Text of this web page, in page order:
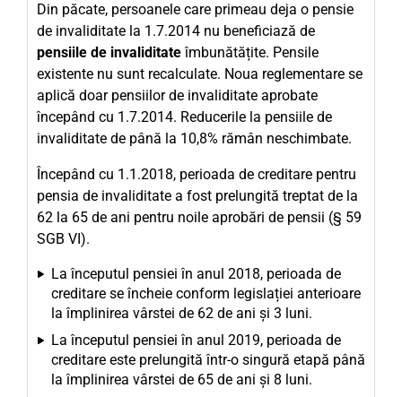
Din păcate, persoanele care primeau deja o pensie
de invaliditate la 1.7.2014 nu beneficiază de
pensiile de invaliditateîmbunătățite. Pensile
existente nu sunt recalculate. Noua reglementare se
aplică doar pensiilor de invaliditate aprobate
începând cu 1.7.2014. Reducerile la pensiile de
invaliditate de până la 10,8% rămân neschimbate.
Începând cu 1.1.2018, perioada de creditare pentru
pensia de invaliditate a fost prelungită treptat de la
62 la 65 de ani pentru noile aprobări de pensii (§ 59
SGB VI).
La începutul pensiei în anul 2018, perioada de
creditare se încheie conform legislației anterioare
la împlinirea vârstei de 62 de ani și 3 luni.
La începutul pensiei în anul 2019, perioada de
creditare este prelungită într-o singură etapă până
la împlinirea vârstei de 65 de ani și 8 luni.